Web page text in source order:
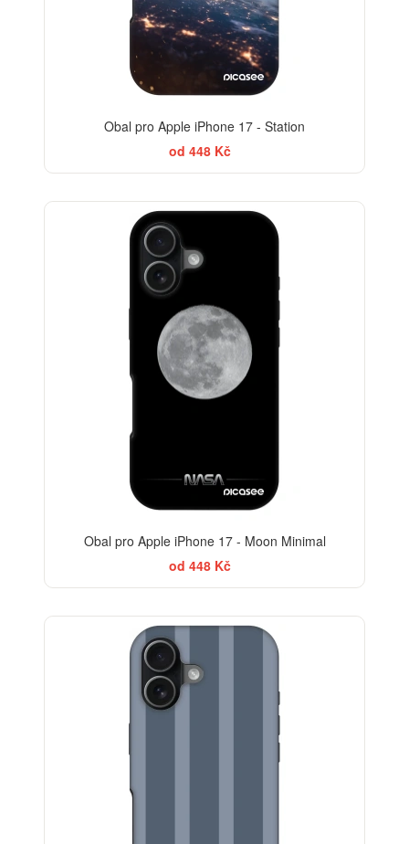
Obal pro Apple iPhone 17 - Station
od 448 Kč
Obal pro Apple iPhone 17 - Moon Minimal
od 448 Kč